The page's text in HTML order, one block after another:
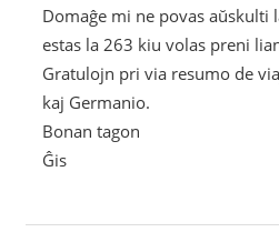
Domaĝe mi ne povas aŭskulti
estas la 263 kiu volas preni
Gratulojn pri via resumo de
kaj Germanio.
Bonan tagon
Ĝis